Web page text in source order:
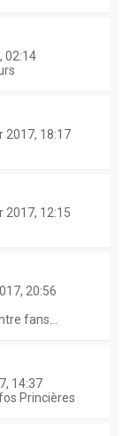
02:14
2017, 18:17
2017, 12:15
20:56
fans...
14:37
Princières